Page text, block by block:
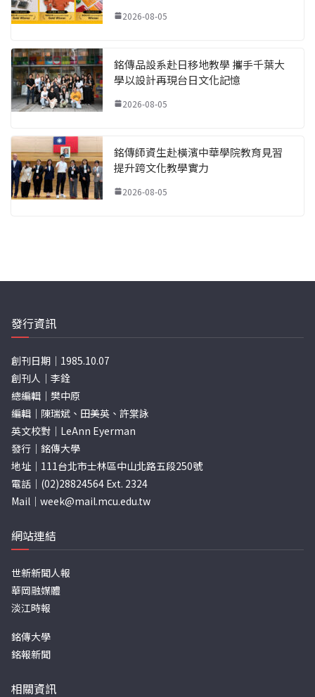
2026-08-05
銘傳品設系赴日移地教學 攜手千葉大
學以設計再現台日文化記憶
2026-08-05
銘傳師資生赴橫濱中華學院教育見習
提升跨文化教學實力
2026-08-05
發行資訊
創刊日期｜1985.10.07
創刊人｜李銓
總編輯｜樊中原
編輯｜陳瑞斌、田美英、許棠詠
英文校對｜LeAnn Eyerman
發行｜銘傳大學
地址｜111台北市士林區中山北路五段250號
電話｜(02)28824564 Ext. 2324
Mail｜ week@mail.mcu.edu.tw
網站連結
世新新聞人報
華岡融媒體
淡江時報
銘傳大學
銘報新聞
相關資訊